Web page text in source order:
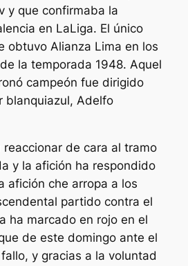
y que confirmaba la
en LaLiga. El único
obtuvo Alianza Lima en los
la temporada 1948. Aquel
campeón fue dirigido
blanquiazul, Adelfo
reaccionar de cara al tramo
y la afición ha respondido
afición che arropa a los
partido contra el
ha marcado en rojo en el
de este domingo ante el
y gracias a la voluntad